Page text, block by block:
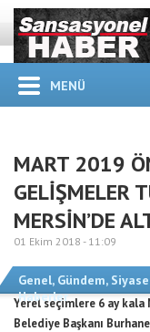
MENÜ
MART 2019
GELİŞMELER
MERSİN’DE
01 Ekim 2018 - 11:09
Genel, Gündem,
Haberler
Yerel seçimlere 6 ay kala
Belediye Başkanı